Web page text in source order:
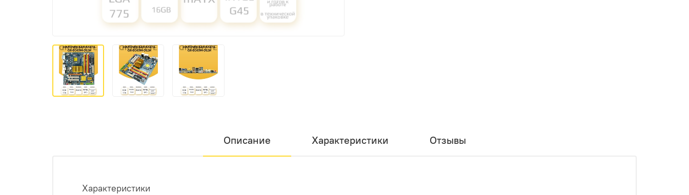
Описание Характеристики Отзывы
Характеристики